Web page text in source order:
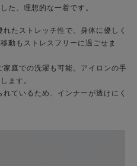
た、理想的な一着です。
たストレッチ性で、身体に優しく
動もストレスフリーに過ごせま
家庭での洗濯も可能。アイロンの手
ます。
ているため、インナーが透けにく